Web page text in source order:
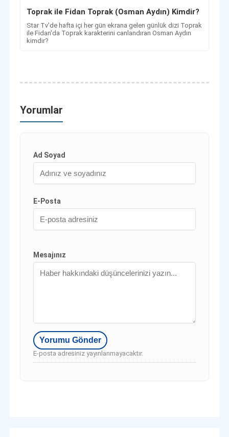
Toprak ile Fidan Toprak (Osman Aydın) Kimdir?
Star Tv'de hafta içi her gün ekrana gelen günlük dizi Toprak
ile Fidan'da Toprak karakterini canlandıran Osman Aydın
kimdir?
Yorumlar
Ad Soyad
E-Posta
Mesajınız
E-posta adresiniz yayınlanmayacaktır.